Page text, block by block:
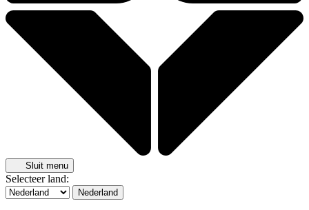
Sluit menu
Selecteer land:
Nederland